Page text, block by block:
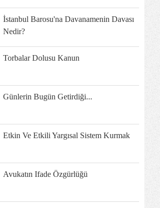
İstanbul Barosu'na Davanamenin Davası
Nedir?
Torbalar Dolusu Kanun
Günlerin Bugün Getirdiği...
Etkin Ve Etkili Yargısal Sistem Kurmak
Avukatın Ifade Özgürlüğü